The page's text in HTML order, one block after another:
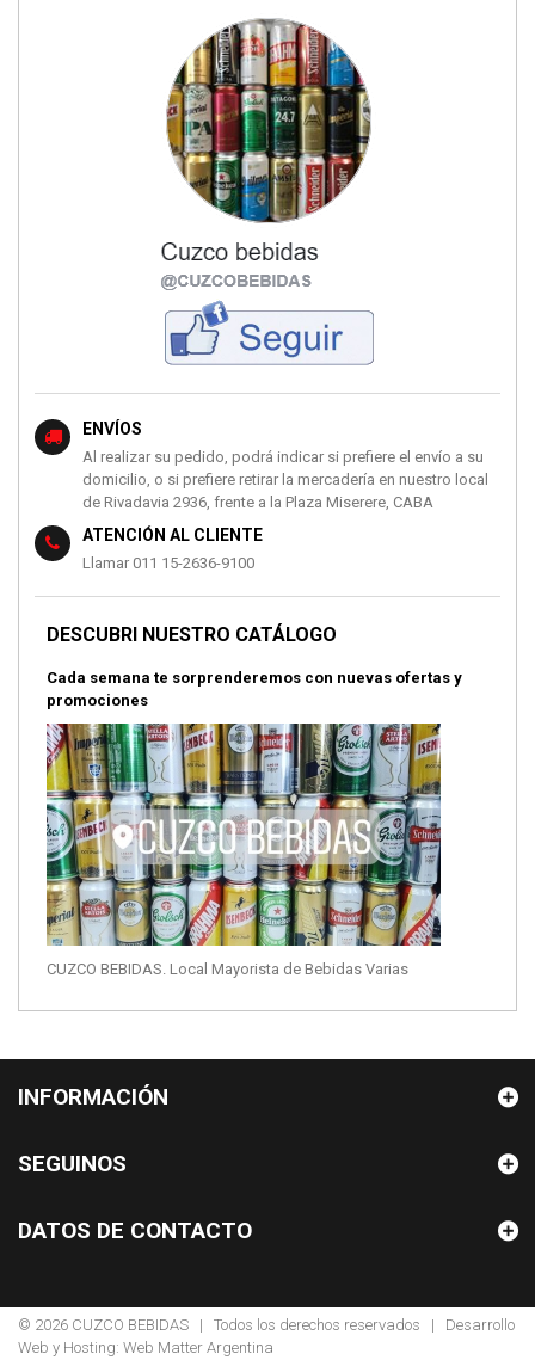
ENVÍOS
Al realizar su pedido, podrá indicar si prefiere el envío a su
domicilio, o si prefiere retirar la mercadería en nuestro local
de Rivadavia 2936, frente a la Plaza Miserere, CABA
ATENCIÓN AL CLIENTE
Llamar 011 15-2636-9100
DESCUBRI NUESTRO CATÁLOGO
Cada semana te sorprenderemos con nuevas ofertas y
promociones
CUZCO BEBIDAS. Local Mayorista de Bebidas Varias
INFORMACIÓN
© 2026 CUZCO BEBIDAS | Todos los derechos reservados | Desarrollo
Web y Hosting: Web Matter Argentina
SEGUINOS
DATOS DE CONTACTO